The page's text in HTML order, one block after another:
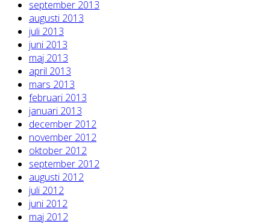
september 2013
augusti 2013
juli 2013
juni 2013
maj 2013
april 2013
mars 2013
februari 2013
januari 2013
december 2012
november 2012
oktober 2012
september 2012
augusti 2012
juli 2012
juni 2012
maj 2012